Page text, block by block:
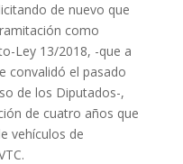
de nuevo que
como
Ley 13/2018, -que a
convalidó el pasado
de los Diputados-,
de cuatro años que
vehículos de